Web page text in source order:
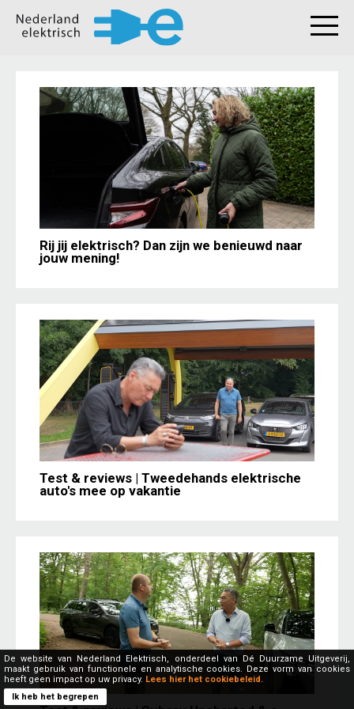
Rij jij elektrisch? Dan zijn we benieuwd naar
jouw mening!
Test & reviews | Tweedehands elektrische
auto's mee op vakantie
De website van Nederland Elektrisch, onderdeel van Dé Duurzame Uitgeverij,
maakt gebruik van functionele en analytische cookies. Deze vorm van cookies
heeft geen impact op uw privacy. Lees hier het cookiebeleid.
Ik heb het begrepen